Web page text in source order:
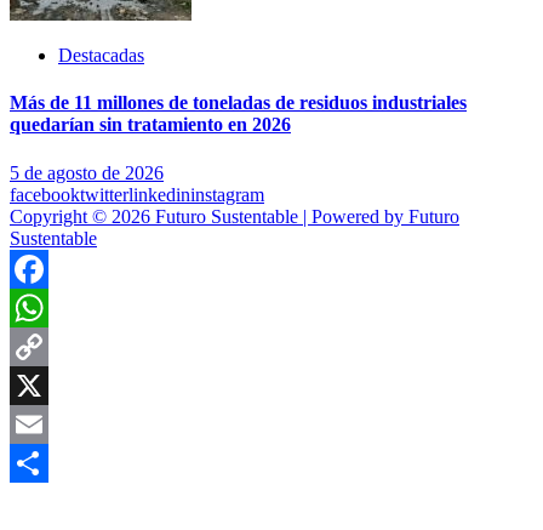
Destacadas
Más de 11 millones de toneladas de residuos industriales
quedarían sin tratamiento en 2026
5 de agosto de 2026
facebooktwitterlinkedininstagram
Copyright © 2026 Futuro Sustentable | Powered by Futuro
Sustentable
Facebook
WhatsApp
Copy
Link
X
Email